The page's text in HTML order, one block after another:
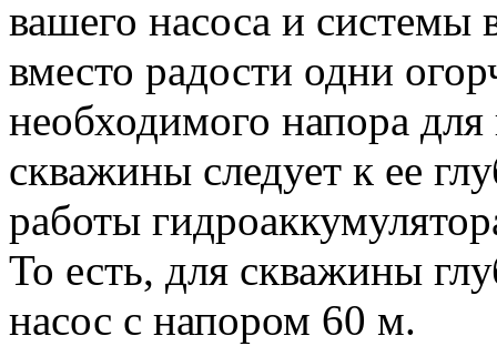
вашего насоса и системы
вместо радости одни
необходимого напора
скважины следует к ее
работы
То есть, для скважины
насос с напором 60 м.